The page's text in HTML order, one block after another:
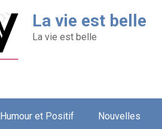
La vie est belle
La vie est belle
Humour et Positif Nouvelles